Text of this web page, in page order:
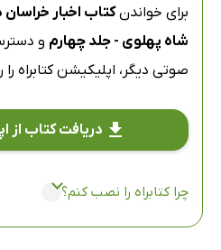
برای خواندنکتاب اخبار
شاه پهلوی - جلد چهارم و
صوتی دیگر، اپلیکیشن کتابراه
دریافت کتاب از
چرا کتابراه را نصب کنم؟